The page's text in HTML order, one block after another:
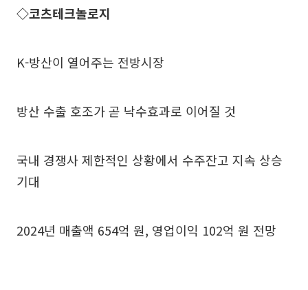
◇코츠테크놀로지
K-방산이 열어주는 전방시장
방산 수출 호조가 곧 낙수효과로 이어질 것
국내 경쟁사 제한적인 상황에서 수주잔고 지속 상승
기대
2024년 매출액 654억 원, 영업이익 102억 원 전망